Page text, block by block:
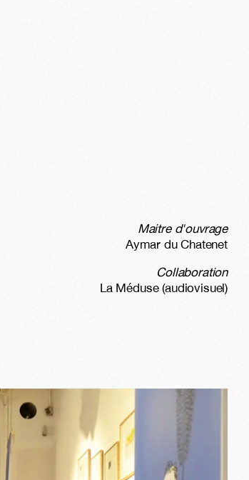
Maitre d'ouvrage
Aymar du Chatenet
Collaboration
La Méduse (audiovisuel)